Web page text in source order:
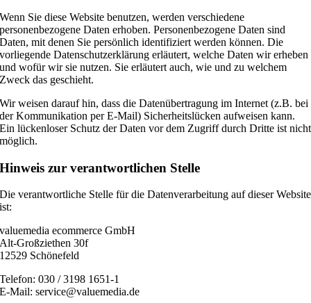
Wenn Sie diese Website benutzen, werden verschiedene
personenbezogene Daten erhoben. Personenbezogene Daten sind
Daten, mit denen Sie persönlich identifiziert werden können. Die
vorliegende Datenschutzerklärung erläutert, welche Daten wir erheben
und wofür wir sie nutzen. Sie erläutert auch, wie und zu welchem
Zweck das geschieht.
Wir weisen darauf hin, dass die Datenübertragung im Internet (z.B. bei
der Kommunikation per E-Mail) Sicherheitslücken aufweisen kann.
Ein lückenloser Schutz der Daten vor dem Zugriff durch Dritte ist nicht
möglich.
Hinweis zur verantwortlichen Stelle
Die verantwortliche Stelle für die Datenverarbeitung auf dieser Website
ist:
valuemedia ecommerce GmbH
Alt-Großziethen 30f
12529 Schönefeld
Telefon: 030 / 3198 1651-1
E-Mail: service@valuemedia.de